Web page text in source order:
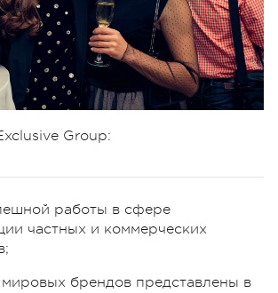
Group:
работы в сфере
частных и коммерческих
брендов представлены в